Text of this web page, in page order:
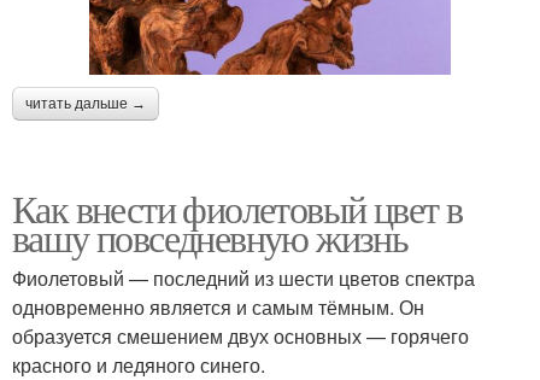
читать дальше →
Как внести фиолетовый цвет в
вашу повседневную жизнь
Фиолетовый — последний из шести цветов спектра
одновременно является и самым тёмным. Он
образуется смешением двух основных — горячего
красного и ледяного синего.